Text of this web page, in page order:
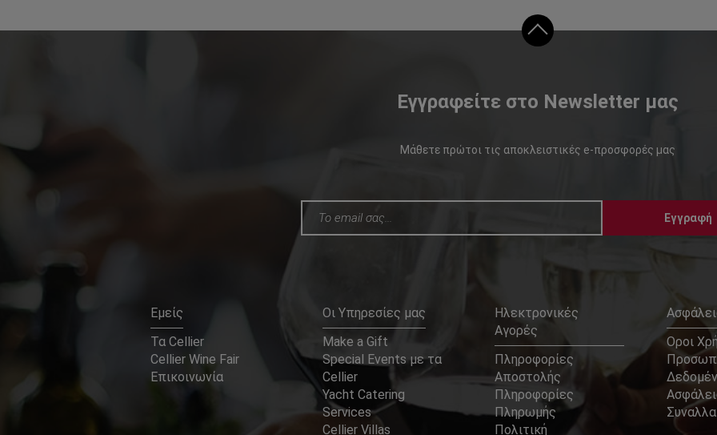
Εγγραφείτε στο Newsletter μας
Μάθετε πρώτοι τις αποκλειστικές e-προσφορές μας
Εγγραφή
Εμείς
Τα Cellier
Cellier Wine Fair
Επικοινωνία
Οι Υπηρεσίες μας
Make a Gift
Special Events με τα
Cellier
Yacht Catering
Services
Cellier Villas
Ηλεκτρονικές
Αγορές
Πληροφορίες
Αποστολής
Πληροφορίες
Πληρωμής
Πολιτική
Οροι